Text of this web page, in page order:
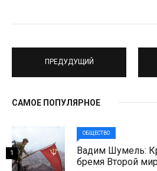
ПРЕДУДУЩИЙ
САМОЕ ПОПУЛЯРНОЕ
ОБЩЕСТВО
Вадим Шумель:
бремя Второй
1